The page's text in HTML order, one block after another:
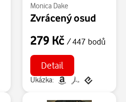
Monica Dake
Zvrácený osud
279 Kč / 447 bodů
Detail
Ukázka: